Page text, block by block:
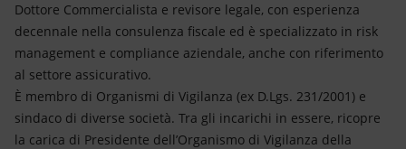
Dottore Commercialista e revisore legale, con esperienza
decennale nella consulenza fiscale ed è specializzato in risk
management e compliance aziendale, anche con riferimento
al settore assicurativo.
È membro di Organismi di Vigilanza (ex D.Lgs. 231/2001) e
sindaco di diverse società. Tra gli incarichi in essere, ricopre
la carica di Presidente dell’Organismo di Vigilanza della